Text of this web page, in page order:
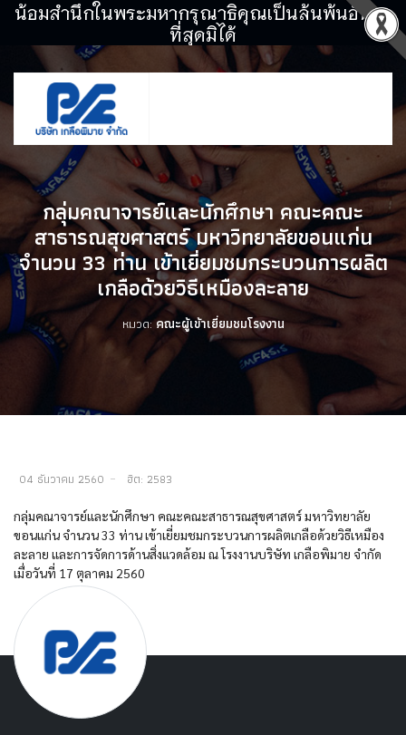
น้อมสำนึกในพระมหากรุณาธิคุณเป็นล้นพ้นอันหา
ที่สุดมิได้
กลุ่มคณาจารย์และนักศึกษา คณะคณะ
สาธารณสุขศาสตร์ มหาวิทยาลัยขอนแก่น
จำนวน 33 ท่าน เข้าเยี่ยมชมกระบวนการผลิต
เกลือด้วยวิธีเหมืองละลาย
หมวด:คณะผู้เข้าเยี่ยมชมโรงงาน
04 ธันวาคม 2560 ฮิต: 2583
กลุ่มคณาจารย์และนักศึกษา คณะคณะสาธารณสุขศาสตร์ มหาวิทยาลัย
ขอนแก่น จำนวน 33 ท่าน เข้าเยี่ยมชมกระบวนการผลิตเกลือด้วยวิธีเหมือง
ละลาย และการจัดการด้านสิ่งแวดล้อม ณ โรงงานบริษัท เกลือพิมาย จำกัด
เมื่อวันที่ 17 ตุลาคม 2560